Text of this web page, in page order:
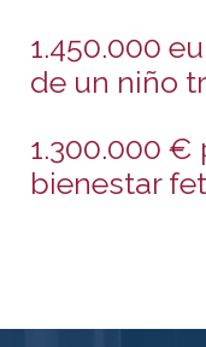
1.450.000
de un niño
1.300.000
bienestar